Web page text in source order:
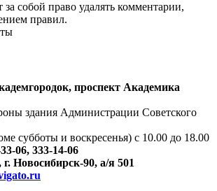
за собой право удалять комментарии,
правил.
проспект Академика
здания Администрации Советского
и воскресенья) с 10.00 до 18.00
06, 333-14-06
г. Новосибирск-90, а/я 501